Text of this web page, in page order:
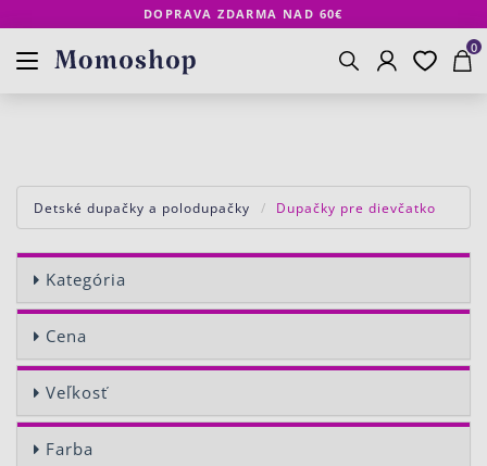
DOPRAVA ZDARMA NAD 60€
Vyhľadávanie
Košík
0
Obľúbené
Detské dupačky a polodupačky Dupačky pre dievčatko
Kategória
Cena
Veľkosť
Farba